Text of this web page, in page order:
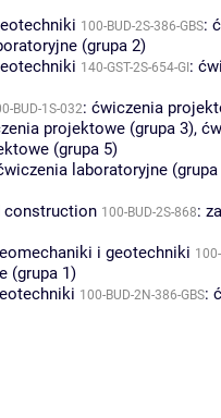
100-BUD-2S-386-GBS:
(grupa 2)
140-GST-2S-654-GI:
BUD-1S-032: ćwiczenia
projektowe (grupa 3),
(grupa 5)
laboratoryjne (grupa
construction 100-BUD-2S-868:
i geotechniki
(grupa 1)
100-BUD-2N-386-GBS: